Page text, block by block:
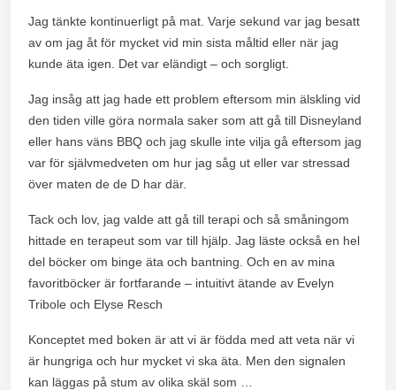
Jag tänkte kontinuerligt på mat. Varje sekund var jag besatt
av om jag åt för mycket vid min sista måltid eller när jag
kunde äta igen. Det var eländigt – och sorgligt.
Jag insåg att jag hade ett problem eftersom min älskling vid
den tiden ville göra normala saker som att gå till Disneyland
eller hans väns BBQ och jag skulle inte vilja gå eftersom jag
var för självmedveten om hur jag såg ut eller var stressad
över maten de de D har där.
Tack och lov, jag valde att gå till terapi och så småningom
hittade en terapeut som var till hjälp. Jag läste också en hel
del böcker om binge äta och bantning. Och en av mina
favoritböcker är fortfarande – intuitivt ätande av Evelyn
Tribole och Elyse Resch
Konceptet med boken är att vi är födda med att veta när vi
är hungriga och hur mycket vi ska äta. Men den signalen
kan läggas på stum av olika skäl som …